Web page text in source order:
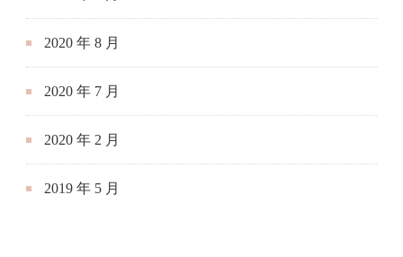
2020 年 8 月
2020 年 7 月
2020 年 2 月
2019 年 5 月